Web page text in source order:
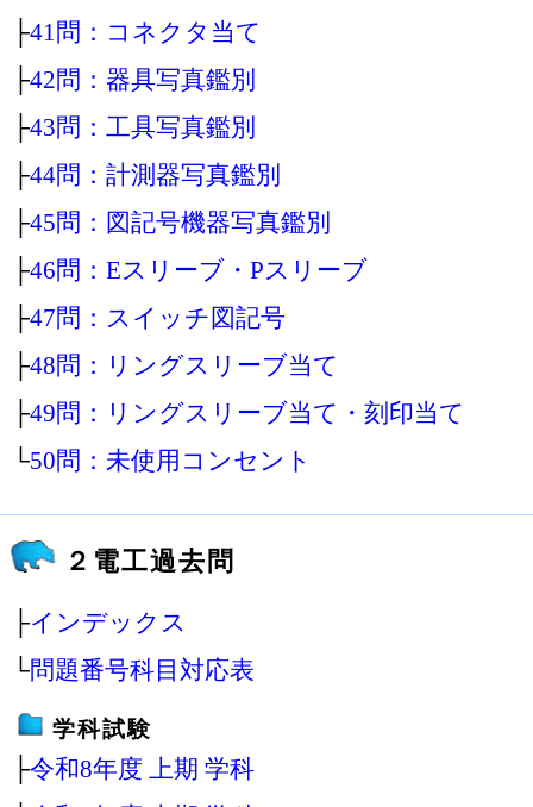
├41問：コネクタ当て
├42問：器具写真鑑別
├43問：工具写真鑑別
├44問：計測器写真鑑別
├45問：図記号機器写真鑑別
├46問：Eスリーブ・Pスリーブ
├47問：スイッチ図記号
├48問：リングスリーブ当て
├49問：リングスリーブ当て・刻印当て
└50問：未使用コンセント
２電工過去問
├インデックス
└問題番号科目対応表
学科試験
├令和8年度 上期 学科